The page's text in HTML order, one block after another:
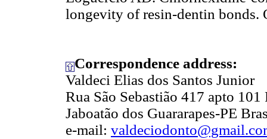
longevity of resin-dentin bonds.
Correspondence address:
Valdeci Elias dos Santos Junior
Rua São Sebastião 417 apto 101
Jaboatão dos Guararapes-PE
e-mail: